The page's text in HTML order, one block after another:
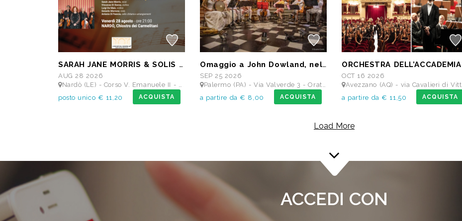
SARAH JANE MORRIS & SOLIS STRING QUARTET - Festival I Concerti del Chiostro
AUG 28 2026
Nardò (LE) - Corso V. Emanuele II - Chiostro dei Carmelitani
posto unico € 11,20
ACQUISTA
Omaggio a John Dowland, nel 400° anniversario della morte
SEP 25 2026
Palermo (PA) - Via Valverde 3 - Oratorio Santa Cita
a partire da € 8,00
ACQUISTA
OCT 16 2026
Avezzano (AQ) - via Cavalieri di Vittorio Veneto - Teatro dei Marsi
a partire da € 11,50
ACQUISTA
Load More
ACCEDI CON